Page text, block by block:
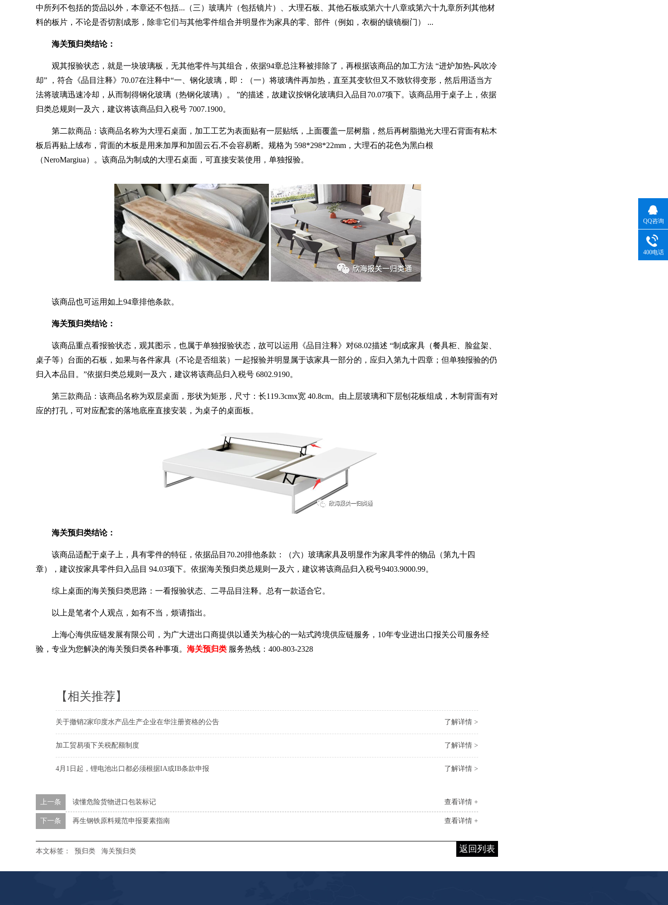
中所列不包括的货品以外，本章还不包括... （三）玻璃片（包括镜片）、大理石板、其他石板或第六十八章或第六十九章所列其他材
料的板片，不论是否切割成形，除非它们与其他零件组合并明显作为家具的零、部件（例如，衣橱的镶镜橱门）
...
海关预归类结论：
观其报验状态，就是一块玻璃板，无其他零件与其组合，依据94章总注释被排除了，再根据该商品的加工方法 “进炉加热-风吹冷
却” ，符合《品目注释》 70.07在注释中“一、钢化玻璃，即：（一）将玻璃件再加热，直至其变软但又不致软得变形，然后用适当方
法将玻璃迅速冷却，从而制得钢化玻璃（热钢化玻璃）。
”的描述，故建议按钢化玻璃归入品目 70.07项下。该商品用于桌子上，依据
归类总规则一及六，建议将该商品归入税号 7007.1900。
第二款商品：该商品名称为大理石桌面，加工工艺为表面贴有一层贴纸，上面覆盖一层树脂，然后再树脂抛光大理石背面有粘木
板后再贴上绒布，背面的木板是用来加厚和加固云石,不会容易断。规格为 598*298*22mm ，大理石的花色为黑白根
（NeroMargiua）。该商品为制成的大理石桌面，可直接安装使用，单独报验。
该商品也可运用如上94章排他条款。
海关预归类结论：
该商品重点看报验状态，观其图示，也属于单独报验状态，故可以运用《品目注释》对68.02描述 “制成家具（餐具柜、脸盆架、
桌子等）台面的石板，如果与各件家具（不论是否组装）一起报验并明显属于该家具一部分的，应归入第九十四章；但单独报验的仍
归入本品目。 ”依据归类总规则一及六，建议将该商品归入税号 6802.9190。
第三款商品：该商品名称为双层桌面，形状为矩形，尺寸：长119.3cmx宽 40.8cm。由上层玻璃和下层刨花板组成，木制背面有对
应的打孔，可对应配套的落地底座直接安装，为桌子的桌面板。
海关预归类结论：
该商品适配于桌子上，具有零件的特征，依据品目 70.20排他条款：（六）玻璃家具及明显作为家具零件的物品（第九十四
章），建议按家具零件归入品目 94.03项下。依据海关预归类总规则一及六，建议将该商品归入税号9403.9000.99。
综上桌面的海关预归类思路：一看报验状态、二寻品目注释。总有一款适合它。
以上是笔者个人观点，如有不当，烦请指出。
上海心海供应链发展有限公司，为广大进出口商提供以通关为核心的一站式跨境供应链服务， 10年专业进出口报关公司服务经
验，专业为您解决的海关预归类各种事项。 海关预归类 服务热线： 400-803-2328
【相关推荐】
了解详情 >
关于撤销2家印度水产品生产企业在华注册资格的公告
了解详情 >
加工贸易项下关税配额制度
了解详情 >
4月1日起，锂电池出口都必须根据IA或IB条款申报
查看详情 +
上一条 读懂危险货物进口包装标记
查看详情 +
下一条 再生钢铁原料规范申报要素指南
返回列表
本文标签： 预归类 海关预归类
QQ咨询
400电话